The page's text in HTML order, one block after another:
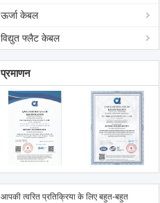
ऊर्जा केबल
विद्युत फ्लैट केबल
प्रमाणन
आपकी त्वरित प्रतिक्रिया के लिए बहुत-बहुत